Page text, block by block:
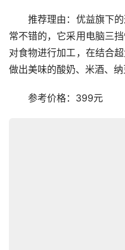
推荐理由：优益旗下的
常不错的，它采用电脑三
对食物进行加工，在结合
做出美味的酸奶、米酒、纳
参考价格：399元